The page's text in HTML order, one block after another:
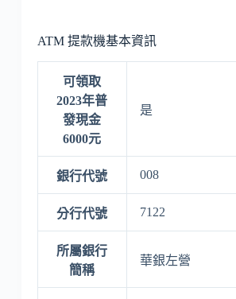
ATM 提款機基本資訊
可領取
2023年普
發現金
6000元
是
銀行代號 008
分行代號 7122
所屬銀行
簡稱
華銀左營